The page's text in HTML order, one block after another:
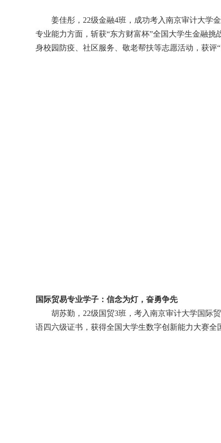
姜佳彤 ， 22级金融4班 ， 成功考入南京审计大学
专业能力方面，斩获“东方财富杯”全国大学生金融
身校园防疫、社区服务、敬老帮扶等志愿活动，获评
国际贸易专业学子：信念为灯，奋勇争先
胡苏勤 ， 22级国贸3班 ， 考入南京审计大学国际
语四六级证书，获得全国大学生数字创新能力大赛